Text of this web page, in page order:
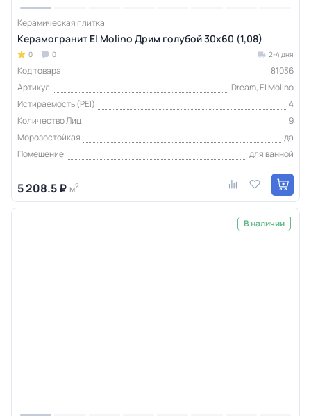
Керамическая плитка
Керамогранит El Molino Дрим голубой 30x60 (1,08)
0 0 2-4 дня
Код товара
81036
Артикул
Dream, El Molino
Истираемость (PEI)
4
Количество Лиц
9
Морозостойкая
да
Помещение
для ванной
5 208.5 ₽ м2
В наличии